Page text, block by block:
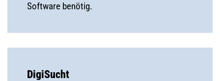
Software benötig.
DigiSucht